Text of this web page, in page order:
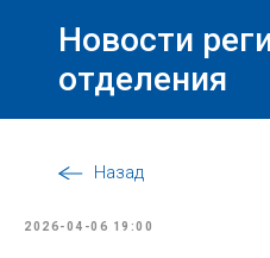
Новости
отделения
Назад
2026-04-06 19:00